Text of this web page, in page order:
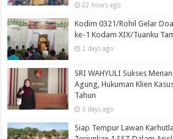
22 hours ago
Kodim 0321/Rohil Gelar
ke-1 Kodam XIX/Tuanku
2 days ago
SRI WAHYULI Sukses
Agung, Hukuman Klien
Tahun
3 days ago
Siap Tempur Lawan